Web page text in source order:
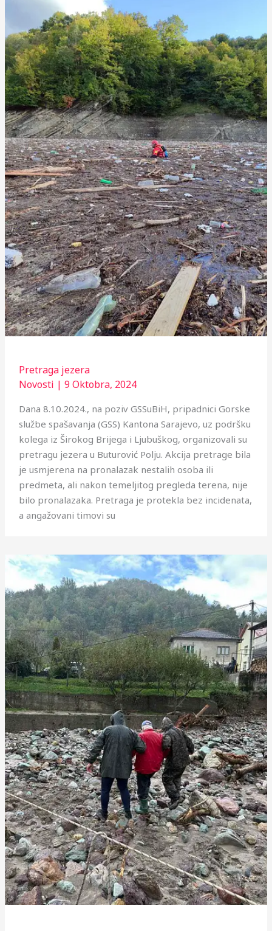
Pretraga jezera
Novosti | 9 Oktobra, 2024
Dana 8.10.2024., na poziv GSSuBiH, pripadnici Gorske
službe spašavanja (GSS) Kantona Sarajevo, uz podršku
kolega iz Širokog Brijega i Ljubuškog, organizovali su
pretragu jezera u Buturović Polju. Akcija pretrage bila
je usmjerena na pronalazak nestalih osoba ili
predmeta, ali nakon temeljitog pregleda terena, nije
bilo pronalazaka. Pretraga je protekla bez incidenata,
a angažovani timovi su